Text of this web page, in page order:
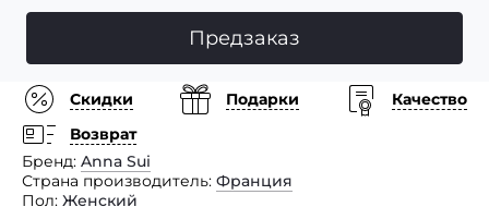
Предзаказ
Скидки Подарки
Качество
Возврат
Бренд Anna Sui
Страна производитель Франция
Пол Женский